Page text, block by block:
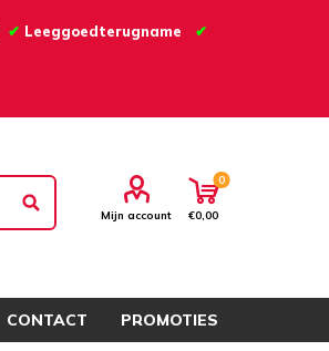
✔ Leeggoedterugname ✔
Mijn account
0
€0,00
CONTACT PROMOTIES